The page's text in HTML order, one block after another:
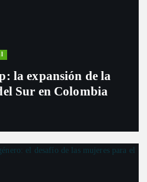
la expansión de la
Sur en Colombia